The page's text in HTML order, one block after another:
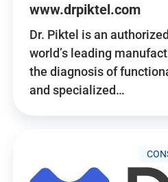
www.drpiktel.com
Dr. Piktel is an
world’s leading
the diagnosis of
and specialized…